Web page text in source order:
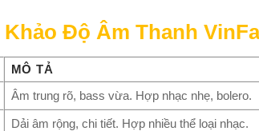
Khảo Độ Âm Thanh
MÔ TẢ
Âm trung rõ, bass vừa. Hợp nhạc nhẹ, bolero.
Dải âm rộng, chi tiết. Hợp nhiều thể loại nhạc.